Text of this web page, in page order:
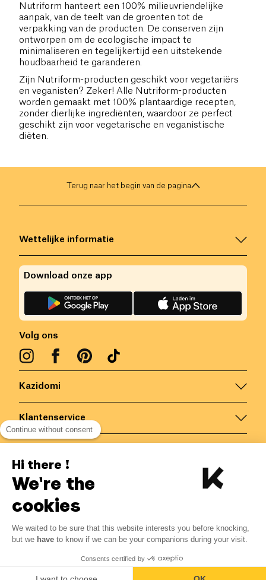
Nutriform hanteert een 100% milieuvriendelijke
aanpak, van de teelt van de groenten tot de
verpakking van de producten. De conserven zijn
ontworpen om de ecologische impact te
minimaliseren en tegelijkertijd een uitstekende
houdbaarheid te garanderen.
Zijn Nutriform-producten geschikt voor vegetariërs
en veganisten? Zeker! Alle Nutriform-producten
worden gemaakt met 100% plantaardige recepten,
zonder dierlijke ingrediënten, waardoor ze perfect
geschikt zijn voor vegetarische en veganistische
diëten.
Terug naar het begin van de pagina
Kazidomi
Klantenservice
Wettelijke informatie
Volg ons
Download onze app
België/NL
Alle rechten voorbehouden
Continue without consent
Hi there !
We're the
cookies
We waited to be sure that this website interests you before knocking,
but we have to know if we can be your companions during your visit.
Consents certified by